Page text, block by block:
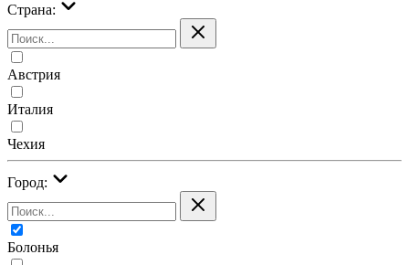
Страна:
Австрия
Италия
Чехия
Город:
Болонья